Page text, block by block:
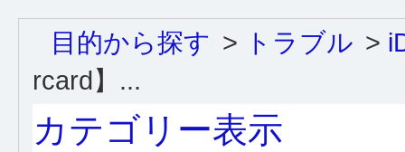
目的から探す > トラブル >
rcard】...
カテゴリー表示